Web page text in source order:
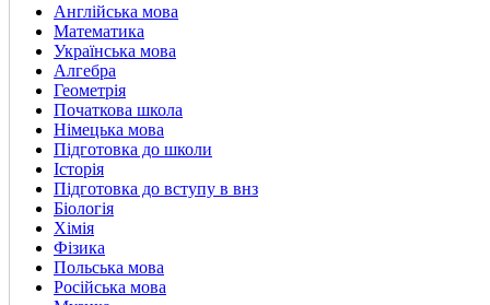
Англійська мова
Математика
Українська мова
Алгебра
Геометрія
Початкова школа
Німецька мова
Підготовка до школи
Історія
Підготовка до вступу в внз
Біологія
Хімія
Фізика
Польська мова
Російська мова